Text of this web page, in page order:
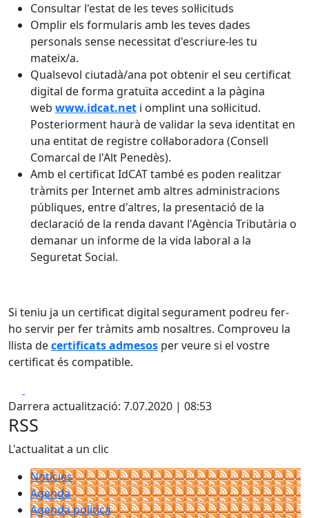
Consultar l'estat de les teves sol·licituds
Omplir els formularis amb les teves dades
personals sense necessitat d'escriure-les tu
mateix/a.
Qualsevol ciutadà/ana pot obtenir el seu certificat
digital de forma gratuïta accedint a la pàgina
web www.idcat.net i omplint una sol·licitud.
Posteriorment haurà de validar la seva identitat en
una entitat de registre col·laboradora (Consell
Comarcal de l'Alt Penedès).
Amb el certificat IdCAT també es poden realitzar
tràmits per Internet amb altres administracions
públiques, entre d'altres, la presentació de la
declaració de la renda davant l'Agència Tributària o
demanar un informe de la vida laboral a la
Seguretat Social.
Si teniu ja un certificat digital segurament podreu fer-
ho servir per fer tràmits amb nosaltres. Comproveu la
llista decertificats admesos per veure si el vostre
certificat és compatible.
Darrera actualització: 7.07.2020 | 08:53
RSS
L'actualitat a un clic
Notícies
Agenda
Agenda política